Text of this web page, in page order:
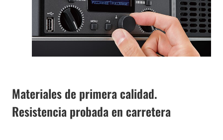
Materiales de primera calidad.
Resistencia probada en carretera